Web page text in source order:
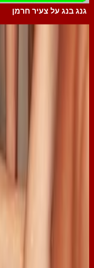
גנג בנג על צעיר חרמן